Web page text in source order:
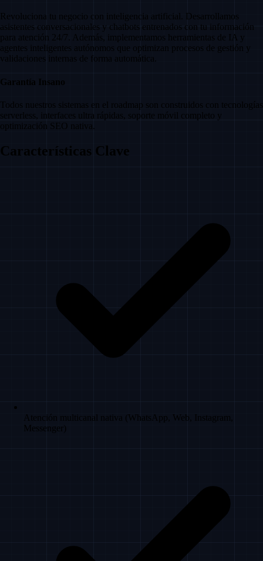
Revoluciona tu negocio con inteligencia artificial. Desarrollamos
asistentes conversacionales y chatbots entrenados con tu información
para atención 24/7. Además, implementamos herramientas de IA y
agentes inteligentes autónomos que optimizan procesos de gestión y
validaciones internas de forma automática.
Garantía Insano
Todos nuestros sistemas en el roadmap son construidos con tecnologías
serverless, interfaces ultra rápidas, soporte móvil completo y
optimización SEO nativa.
Características Clave
Atención multicanal nativa (WhatsApp, Web, Instagram,
Messenger)